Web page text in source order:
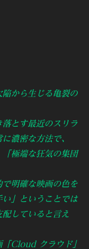
から生じる亀裂の
とす最近のスリラ
濃密な方法で、
「極端な狂気の集団
明確な映画の色を
」ということでは
していると言え
Cloud クラウド」